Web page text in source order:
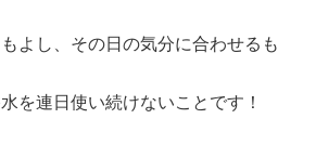
よし、その日の気分に合わせるも
を連日使い続けないことです！